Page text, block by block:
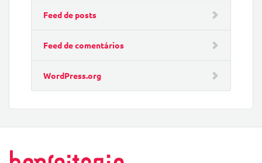
Feed de posts
Feed de comentários
WordPress.org